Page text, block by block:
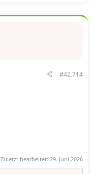
#42.714
Zuletzt bearbeitet: 29. Juni 2026